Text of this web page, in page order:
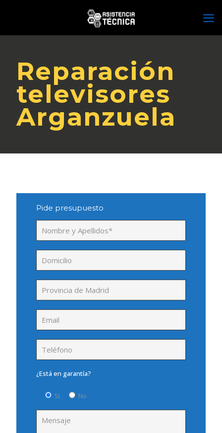
Reparación
televisores
Arganzuela
Pide presupuesto
¿Está en garantía?
Si No